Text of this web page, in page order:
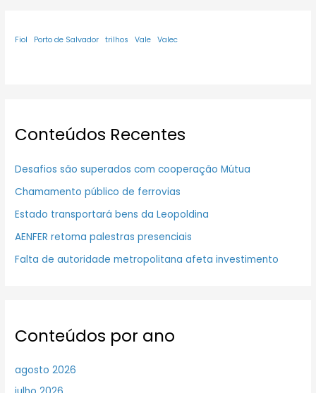
Fiol Porto de Salvador trilhos Vale Valec
Conteúdos Recentes
Desafios são superados com cooperação Mútua
Chamamento público de ferrovias
Estado transportará bens da Leopoldina
AENFER retoma palestras presenciais
Falta de autoridade metropolitana afeta investimento
Conteúdos por ano
agosto 2026